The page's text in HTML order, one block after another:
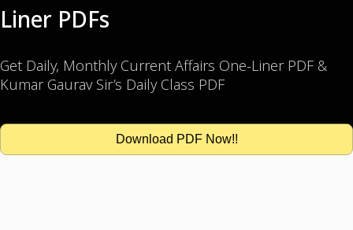
Liner PDFs
Get Daily, Monthly Current Affairs One-Liner PDF &
Kumar Gaurav Sir’s Daily Class PDF
Download PDF Now!!